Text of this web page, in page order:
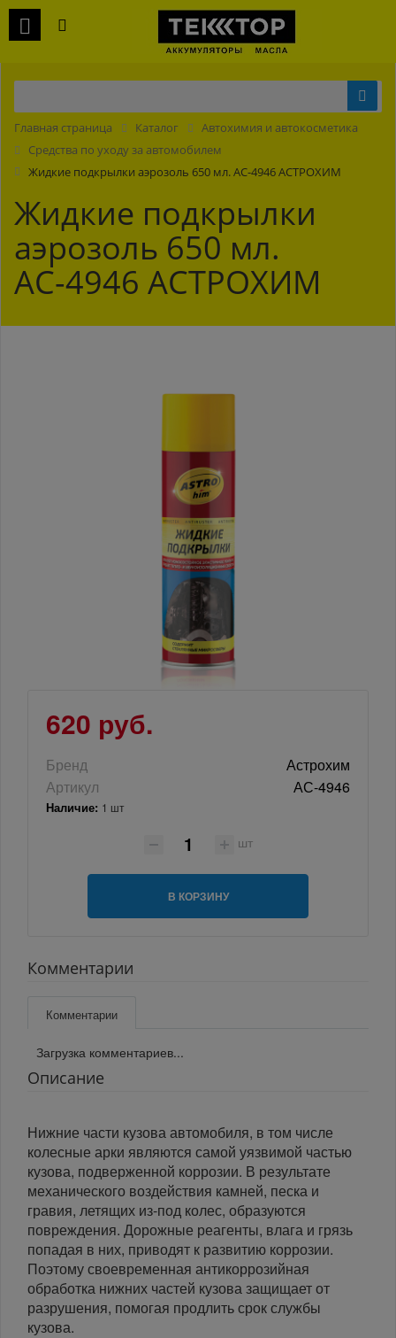
Главная страница Каталог
Автохимия и автокосметика
Средства по уходу за автомобилем
Жидкие подкрылки аэрозоль 650 мл. АС-4946 АСТРОХИМ
Жидкие подкрылки
аэрозоль 650 мл.
АС-4946 АСТРОХИМ
620 руб.
Бренд
Астрохим
Артикул
АС-4946
Наличие: 1 шт
шт
В КОРЗИНУ
Комментарии
Комментарии
Загрузка комментариев...
Описание
Нижние части кузова автомобиля, в том числе
колесные арки являются самой уязвимой частью
кузова, подверженной коррозии. В результате
механического воздействия камней, песка и
гравия, летящих из-под колес, образуются
повреждения. Дорожные реагенты, влага и грязь
попадая в них, приводят к развитию коррозии.
Поэтому своевременная антикоррозийная
обработка нижних частей кузова защищает от
разрушения, помогая продлить срок службы
кузова.